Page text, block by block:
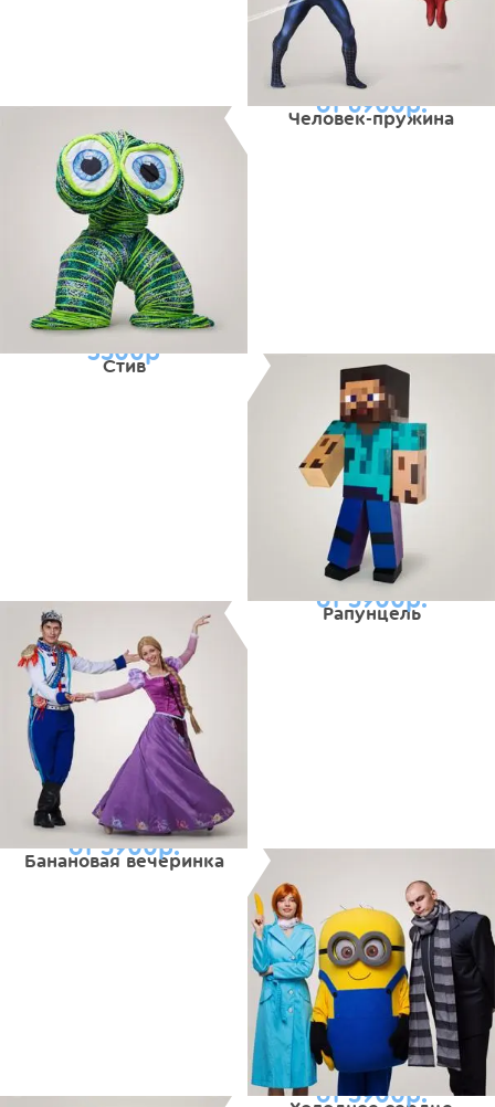
Человек-пружина
от 6900р.
Стив
3500р
Рапунцель
от 5900р.
Банановая вечеринка
от 5900р.
от 5900р.